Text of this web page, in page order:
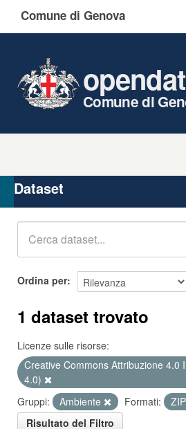
Comune di Genova
Comune di
Organizzazioni
Gruppi
Dataset
Ordina per
1 dataset trovato
Licenze sulle risorse:
Creative Commons Attribuzione 4.0
4.0)
Gruppi:
Ambiente Formati: ZIP
Risultato del Filtro